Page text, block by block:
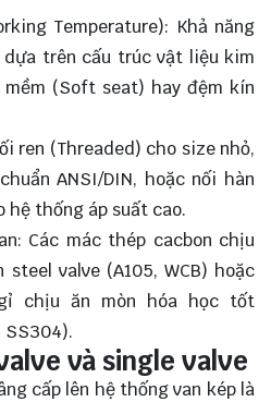
Temperature): Khả năng
trên cấu trúc vật liệu kim
mềm (Soft seat) hay đệm kín
ren (Threaded) cho size nhỏ,
ANSI/DIN, hoặc nối hàn
thống áp suất cao.
Các mác thép cacbon chịu
valve (A105, WCB) hoặc
chịu ăn mòn hóa học tốt
SS304).
và single valve
cấp lên hệ thống van kép là